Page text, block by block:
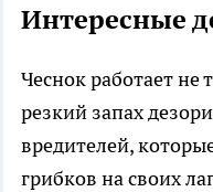
Интересные
Чеснок работает не
резкий запах
вредителей,
грибков на своих